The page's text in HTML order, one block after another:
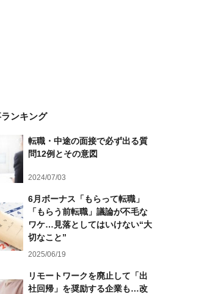
ンキング
転職・中途の面接で必ず出る質
問12例とその意図
2024/07/03
6月ボーナス「もらって転職」
「もらう前転職」議論が不毛な
ワケ…見落としてはいけない“大
切なこと”
2025/06/19
リモートワークを廃止して「出
社回帰」を奨励する企業も…改